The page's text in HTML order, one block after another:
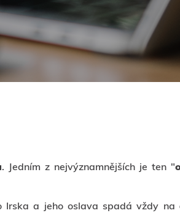
. Jedním z nejvýznamnějších je ten "
Irska a jeho oslava spadá vždy na